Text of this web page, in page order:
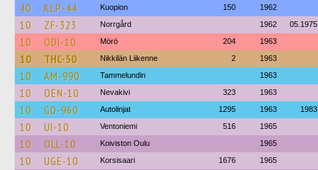
40 KLP-44 Kuopion 150 1962
10 ZF-323 Norrgård 1962 05.1975
10 ODI-10 Mörö 204 1963
10 THC-50 Nikkilän Liikenne 2 1963
10 AM-990 Tammelundin 1963
10 OEN-10 Nevakivi 323 1963
10 GD-960 Autolinjat 1295 1963 1983
10 UI-10 Ventoniemi 516 1965
10 OLL-10 Koiviston Oulu 1965
10 UGE-10 Korsisaari 1676 1965